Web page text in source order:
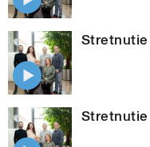
Stretnutie
Stretnutie